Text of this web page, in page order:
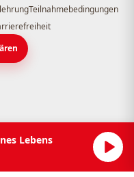
Teilnahmebedingungen
Lebens